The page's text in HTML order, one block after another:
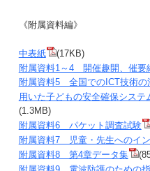
《附属資料編》
中表紙
(17KB)
附属資料1～4 開催趣開、催要
附属資料5 全国でのICT技術の
用いた子どもの安全確保システ
(1.3MB)
附属資料6 パケット調査試験
附属資料7 児童・先生へのイ
附属資料8 第4章データ集